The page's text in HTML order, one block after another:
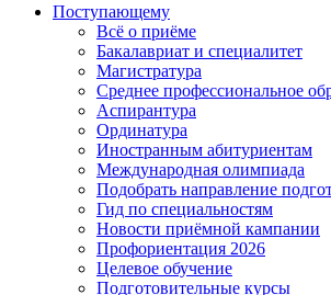
Поступающему
Всё о приёме
Бакалавриат и специалитет
Магистратура
Среднее профессиональное
Аспирантура
Ординатура
Иностранным абитуриентам
Международная олимпиада
Подобрать направление
Гид по специальностям
Новости приёмной кампании
Профориентация 2026
Целевое обучение
Подготовительные курсы